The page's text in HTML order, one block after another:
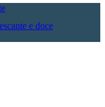
e doce